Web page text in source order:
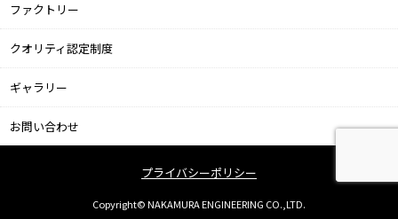
ファクトリー
クオリティ認定制度
ギャラリー
お問い合わせ
プライバシーポリシー
Copyright© NAKAMURA ENGINEERING CO.,LTD.